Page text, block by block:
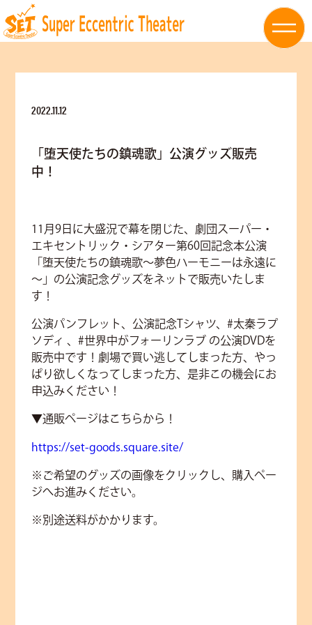
2022.11.12
「堕天使たちの鎮魂歌」公演グッズ販売
中！
11月9日に大盛況で幕を閉じた、劇団スーパー・
エキセントリック・シアター第60回記念本公演
「堕天使たちの鎮魂歌～夢色ハーモニーは永遠に
～」の公演記念グッズをネットで販売いたしま
す！
公演パンフレット、公演記念Tシャツ、#太秦ラプ
ソディ 、#世界中がフォーリンラブ の公演DVDを
販売中です！劇場で買い逃してしまった方、やっ
ぱり欲しくなってしまった方、是非この機会にお
申込みください！
▼通販ページはこちらから！
https://set-goods.square.site/
※ご希望のグッズの画像をクリックし、購入ペー
ジへお進みください。
※別途送料がかかります。